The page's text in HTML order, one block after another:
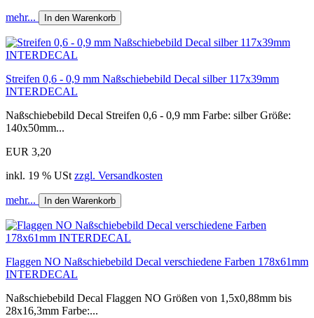
mehr... In den Warenkorb
Streifen 0,6 - 0,9 mm Naßschiebebild Decal silber 117x39mm
INTERDECAL
Naßschiebebild Decal Streifen 0,6 - 0,9 mm Farbe: silber Größe:
140x50mm...
EUR 3,20
inkl. 19 % USt zzgl. Versandkosten
mehr... In den Warenkorb
Flaggen NO Naßschiebebild Decal verschiedene Farben 178x61mm
INTERDECAL
Naßschiebebild Decal Flaggen NO Größen von 1,5x0,88mm bis
28x16,3mm Farbe:...